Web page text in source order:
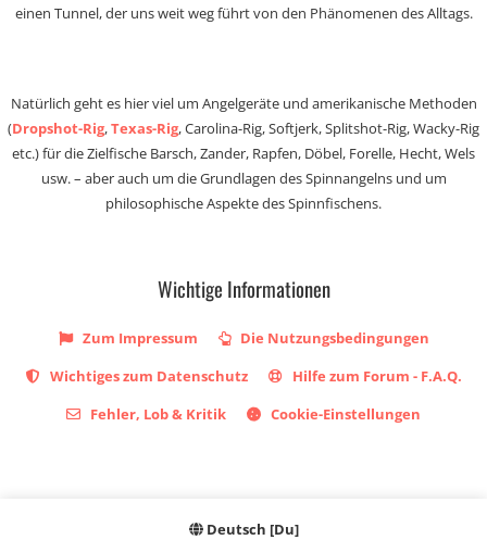
einen Tunnel, der uns weit weg führt von den Phänomenen des Alltags.
Natürlich geht es hier viel um Angelgeräte und amerikanische Methoden
(Dropshot-Rig,Texas-Rig, Carolina-Rig, Softjerk, Splitshot-Rig, Wacky-Rig
etc.) für die Zielfische Barsch, Zander, Rapfen, Döbel, Forelle, Hecht, Wels
usw. – aber auch um die Grundlagen des Spinnangelns und um
philosophische Aspekte des Spinnfischens.
Wichtige Informationen
Zum Impressum
Die Nutzungsbedingungen
Wichtiges zum Datenschutz
Hilfe zum Forum - F.A.Q.
Fehler, Lob & Kritik
Cookie-Einstellungen
Deutsch [Du]